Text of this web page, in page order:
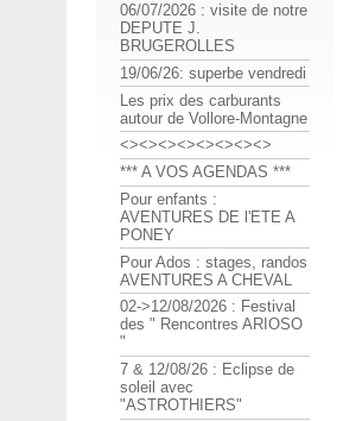
06/07/2026 : visite de notre
DEPUTE J.
BRUGEROLLES
19/06/26: superbe vendredi
Les prix des carburants
autour de Vollore-Montagne
<><><><><><><><>
*** A VOS AGENDAS ***
Pour enfants :
AVENTURES DE l'ETE A
PONEY
Pour Ados : stages, randos
AVENTURES A CHEVAL
02->12/08/2026 : Festival
des " Rencontres ARIOSO
"
7 & 12/08/26 : Eclipse de
soleil avec
"ASTROTHIERS"